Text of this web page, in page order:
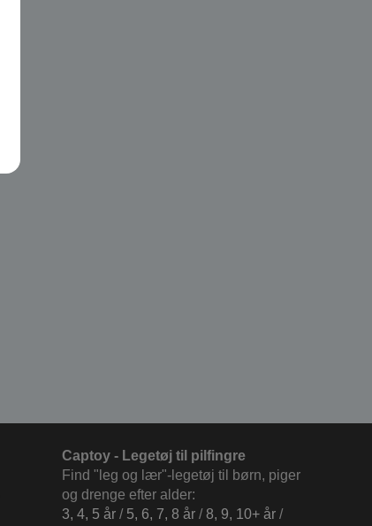
Captoy - Legetøj til pilfingre
Find "leg og lær"-legetøj til børn, piger
og drenge efter alder:
3, 4, 5 år / 5, 6, 7, 8 år /8, 9, 10+ år /